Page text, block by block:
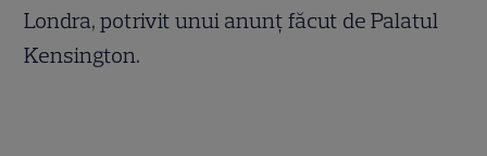
Londra, potrivit unui anunţ făcut de Palatul
Kensington.